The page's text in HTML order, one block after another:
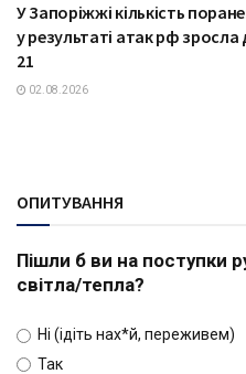
У Запоріжжі кількість
у результаті атак рф зросла
21
02.08.2026
ОПИТУВАННЯ
Пішли б ви на поступки
світла/тепла?
Ні (ідіть нах*й, переживем)
Так